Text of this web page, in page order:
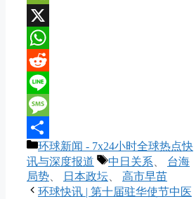
WeChat
X
WhatsApp
Reddit
Line
Message
分
享
分
类
环球新闻 - 7x24小时全球热点快
讯与深度报道
标
签
中日关系
台海
局势
日本政坛
高市早苗
环球快讯 | 第十届驻华使节中医